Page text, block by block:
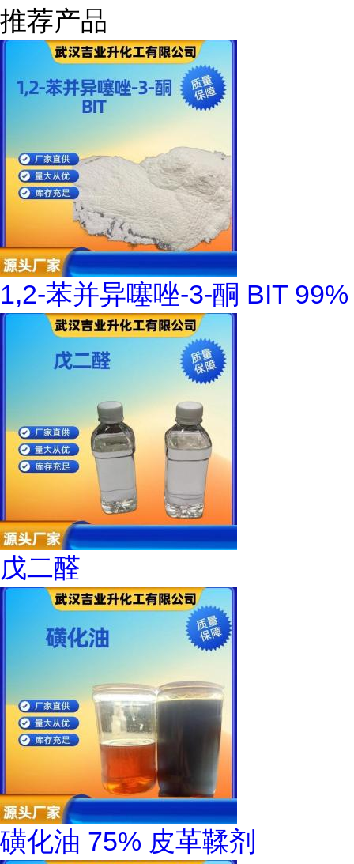
推荐产品
1,2-苯并异噻唑-3-酮 BIT 99%
戊二醛
磺化油 75% 皮革鞣剂